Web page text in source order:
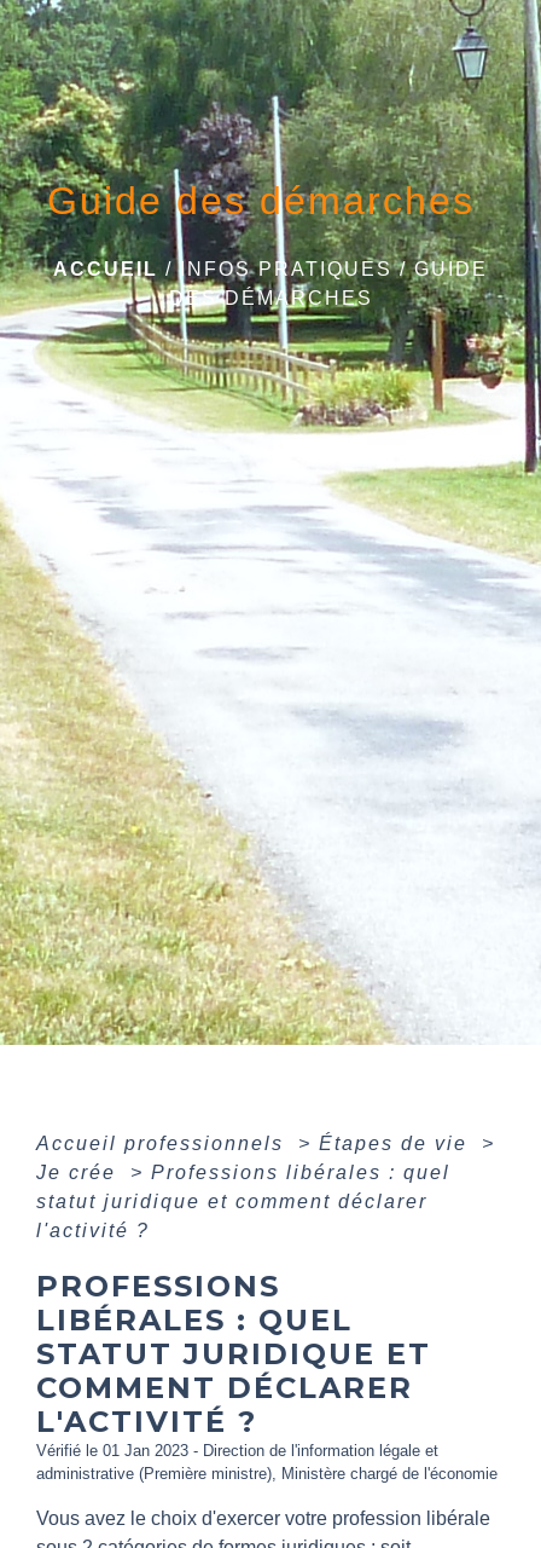
Guide des démarches
ACCUEIL /INFOS PRATIQUES/GUIDE
DES DÉMARCHES
Accueil professionnels > Étapes de vie
>
Je crée
> Professions libérales : quel
statut juridique et comment déclarer
l'activité ?
PROFESSIONS
LIBÉRALES : QUEL
STATUT JURIDIQUE ET
COMMENT DÉCLARER
L'ACTIVITÉ ?
Vérifié le 01 Jan 2023 - Direction de l'information légale et
administrative (Première ministre), Ministère chargé de l'économie
Vous avez le choix d'exercer votre profession libérale